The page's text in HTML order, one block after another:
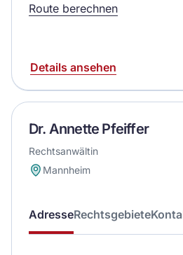
Route berechnen
Details ansehen
Dr. Annette Pfeiffer
Rechtsanwältin
Mannheim
AdresseRechtsgebiete